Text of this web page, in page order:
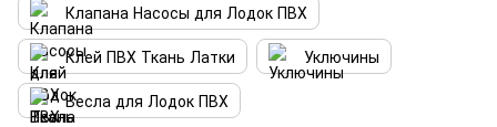
Клапана Насосы для Лодок ПВХ
Клей ПВХ Ткань Латки
Уключины
Весла для Лодок ПВХ